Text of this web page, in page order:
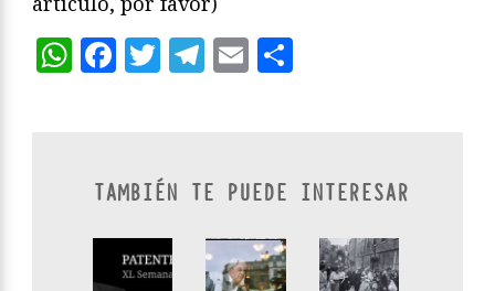
WhatsApp
Facebook
Twitter
Telegram
Email
TAMBIÉN TE PUEDE INTERESAR